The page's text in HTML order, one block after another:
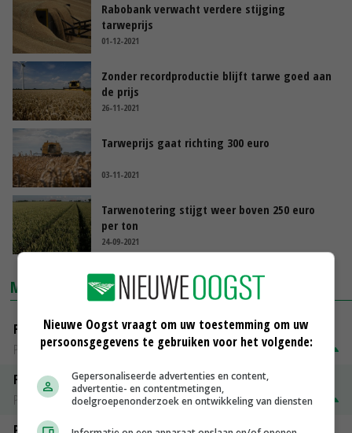
Rabobank verwacht verdere stijging
tarweprijs
01-12-2021
Zonder recordproductie blijft tarwe goed aan
de prijs
26-11-2021
Tarweprijs gaat richting 300 euro
03-11-2021
Tarwenotering stijgt weer boven 250 euro
per ton
24-09-2021
MARKTPRIJZEN
Fontane
PotatoNL
€ 15,00~ € 23,00
Fritesgeschikt NL Du Be
PotatoNL
€ 15,00~ € 23,00
Nieuwe Oogst vraagt om uw toestemming om uw
persoonsgegevens te gebruiken voor het volgende:
Gepersonaliseerde advertenties en content,
advertentie- en contentmetingen,
doelgroepenonderzoek en ontwikkeling van diensten